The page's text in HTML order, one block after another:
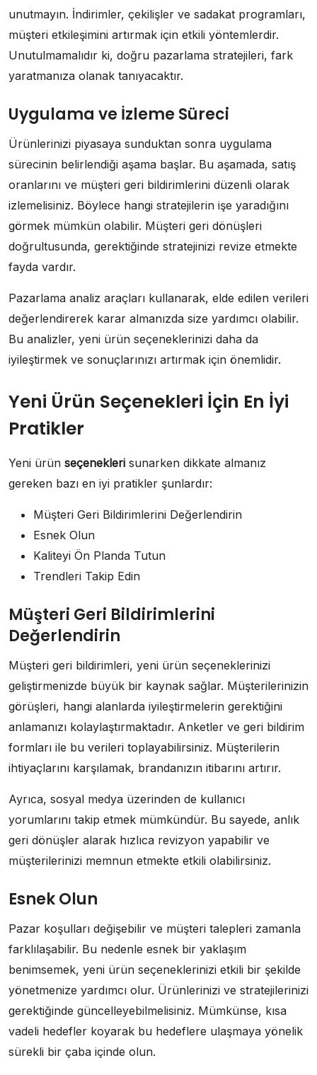
unutmayın. İndirimler, çekilişler ve sadakat programları,
müşteri etkileşimini artırmak için etkili yöntemlerdir.
Unutulmamalıdır ki, doğru pazarlama stratejileri, fark
yaratmanıza olanak tanıyacaktır.
Uygulama ve İzleme Süreci
Ürünlerinizi piyasaya sunduktan sonra uygulama
sürecinin belirlendiği aşama başlar. Bu aşamada, satış
oranlarını ve müşteri geri bildirimlerini düzenli olarak
izlemelisiniz. Böylece hangi stratejilerin işe yaradığını
görmek mümkün olabilir. Müşteri geri dönüşleri
doğrultusunda, gerektiğinde stratejinizi revize etmekte
fayda vardır.
Pazarlama analiz araçları kullanarak, elde edilen verileri
değerlendirerek karar almanızda size yardımcı olabilir.
Bu analizler, yeni ürün seçeneklerinizi daha da
iyileştirmek ve sonuçlarınızı artırmak için önemlidir.
Yeni Ürün Seçenekleri İçin En İyi
Pratikler
Yeni ürün seçenekleri sunarken dikkate almanız
gereken bazı en iyi pratikler şunlardır:
Müşteri Geri Bildirimlerini Değerlendirin
Esnek Olun
Kaliteyi Ön Planda Tutun
Trendleri Takip Edin
Müşteri Geri Bildirimlerini
Değerlendirin
Müşteri geri bildirimleri, yeni ürün seçeneklerinizi
geliştirmenizde büyük bir kaynak sağlar. Müşterilerinizin
görüşleri, hangi alanlarda iyileştirmelerin gerektiğini
anlamanızı kolaylaştırmaktadır. Anketler ve geri bildirim
formları ile bu verileri toplayabilirsiniz. Müşterilerin
ihtiyaçlarını karşılamak, brandanızın itibarını artırır.
Ayrıca, sosyal medya üzerinden de kullanıcı
yorumlarını takip etmek mümkündür. Bu sayede, anlık
geri dönüşler alarak hızlıca revizyon yapabilir ve
müşterilerinizi memnun etmekte etkili olabilirsiniz.
Esnek Olun
Pazar koşulları değişebilir ve müşteri talepleri zamanla
farklılaşabilir. Bu nedenle esnek bir yaklaşım
benimsemek, yeni ürün seçeneklerinizi etkili bir şekilde
yönetmenize yardımcı olur. Ürünlerinizi ve stratejilerinizi
gerektiğinde güncelleyebilmelisiniz. Mümkünse, kısa
vadeli hedefler koyarak bu hedeflere ulaşmaya yönelik
sürekli bir çaba içinde olun.